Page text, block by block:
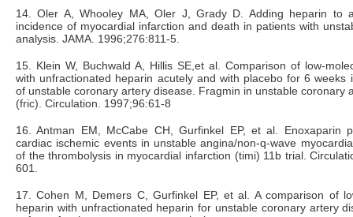
14. Oler A, Whooley MA, Oler J, Grady D. Adding heparin to
incidence of myocardial infarction and death in patients with
analysis. JAMA. 1996;276:811-5.
15. Klein W, Buchwald A, Hillis SE,et al. Comparison of low-
with unfractionated heparin acutely and with placebo for 6 weeks
of unstable coronary artery disease. Fragmin in unstable coronary
(fric). Circulation. 1997;96:61-8
16. Antman EM, McCabe CH, Gurfinkel EP, et al. Enoxaparin
cardiac ischemic events in unstable angina/non-q-wave
of the thrombolysis in myocardial infarction (timi) 11b trial.
601.
17. Cohen M, Demers C, Gurfinkel EP, et al. A comparison of
heparin with unfractionated heparin for unstable coronary artery